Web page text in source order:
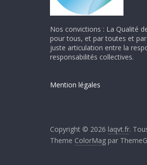
Nos convictions : La Qualité
pour tous, et par toutes et
juste articulation entre la
responsabilités collectives.
Mention légales
Copyright © 2026 laqvt.fr.
Theme ColorMag par